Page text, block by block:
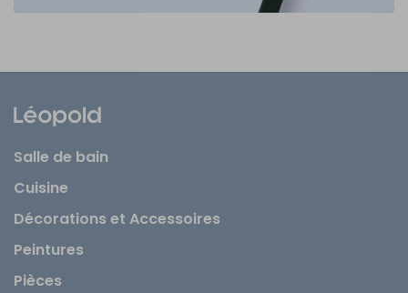
Salle de bain
Cuisine
Décorations et Accessoires
Peintures
Pièces